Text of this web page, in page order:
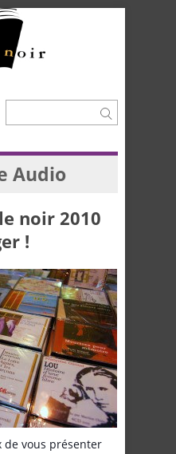
Audio
noir 2010
!
de vous présenter